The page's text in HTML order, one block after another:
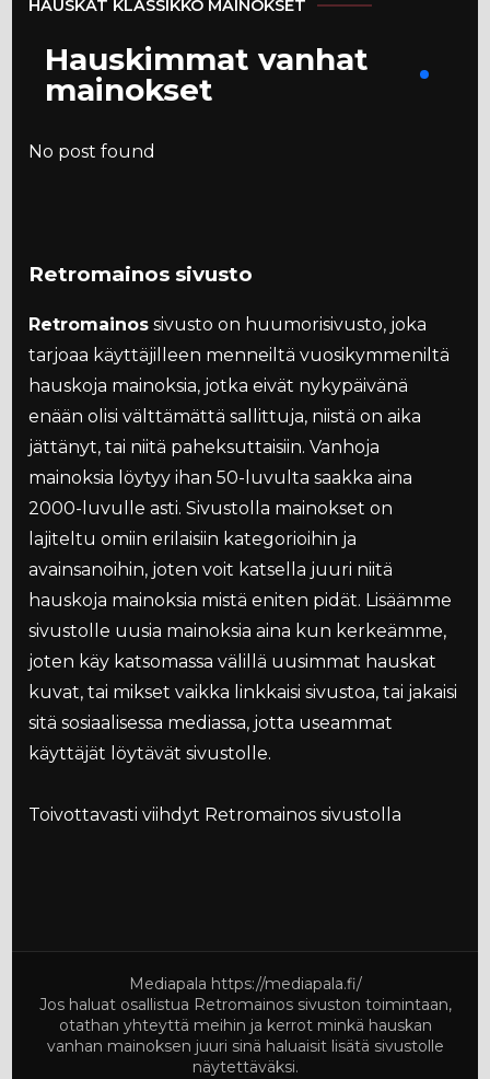
HAUSKAT KLASSIKKO MAINOKSET
Hauskimmat vanhat
mainokset
No post found
Retromainos sivusto
Retromainos sivusto on huumorisivusto, joka
tarjoaa käyttäjilleen menneiltä vuosikymmeniltä
hauskoja mainoksia, jotka eivät nykypäivänä
enään olisi välttämättä sallittuja, niistä on aika
jättänyt, tai niitä paheksuttaisiin. Vanhoja
mainoksia löytyy ihan 50-luvulta saakka aina
2000-luvulle asti. Sivustolla mainokset on
lajiteltu omiin erilaisiin kategorioihin ja
avainsanoihin, joten voit katsella juuri niitä
hauskoja mainoksia mistä eniten pidät. Lisäämme
sivustolle uusia mainoksia aina kun kerkeämme,
joten käy katsomassa välillä uusimmat hauskat
kuvat, tai mikset vaikka linkkaisi sivustoa, tai jakaisi
sitä sosiaalisessa mediassa, jotta useammat
käyttäjät löytävät sivustolle.
Toivottavasti viihdyt Retromainos sivustolla
Mediapala https://mediapala.fi/
Jos haluat osallistua Retromainos sivuston toimintaan,
otathan yhteyttä meihin ja kerrot minkä hauskan
vanhan mainoksen juuri sinä haluaisit lisätä sivustolle
näytettäväksi.